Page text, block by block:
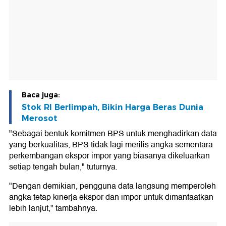
Baca juga:
Stok RI Berlimpah, Bikin Harga Beras Dunia
Merosot
"Sebagai bentuk komitmen BPS untuk menghadirkan data
yang berkualitas, BPS tidak lagi merilis angka sementara
perkembangan ekspor impor yang biasanya dikeluarkan
setiap tengah bulan," tuturnya.
"Dengan demikian, pengguna data langsung memperoleh
angka tetap kinerja ekspor dan impor untuk dimanfaatkan
lebih lanjut," tambahnya.